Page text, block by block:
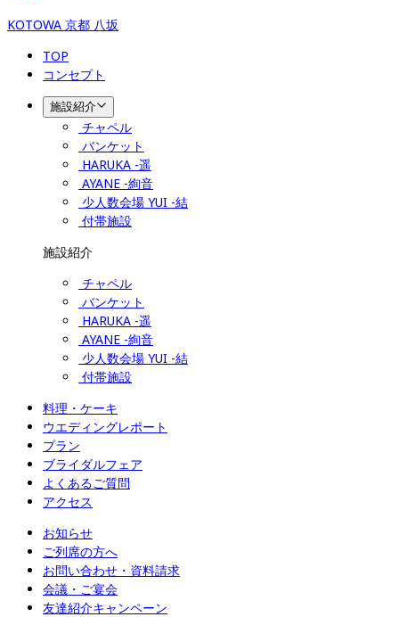
KOTOWA 京都 八坂
TOP
コンセプト
施設紹介
チャペル
バンケット
HARUKA -遥
AYANE -絢音
少人数会場 YUI -結
付帯施設
施設紹介
チャペル
バンケット
HARUKA -遥
AYANE -絢音
少人数会場 YUI -結
付帯施設
料理・ケーキ
ウエディングレポート
プラン
ブライダルフェア
よくあるご質問
アクセス
お知らせ
ご列席の方へ
お問い合わせ・資料請求
会議・ご宴会
友達紹介キャンペーン